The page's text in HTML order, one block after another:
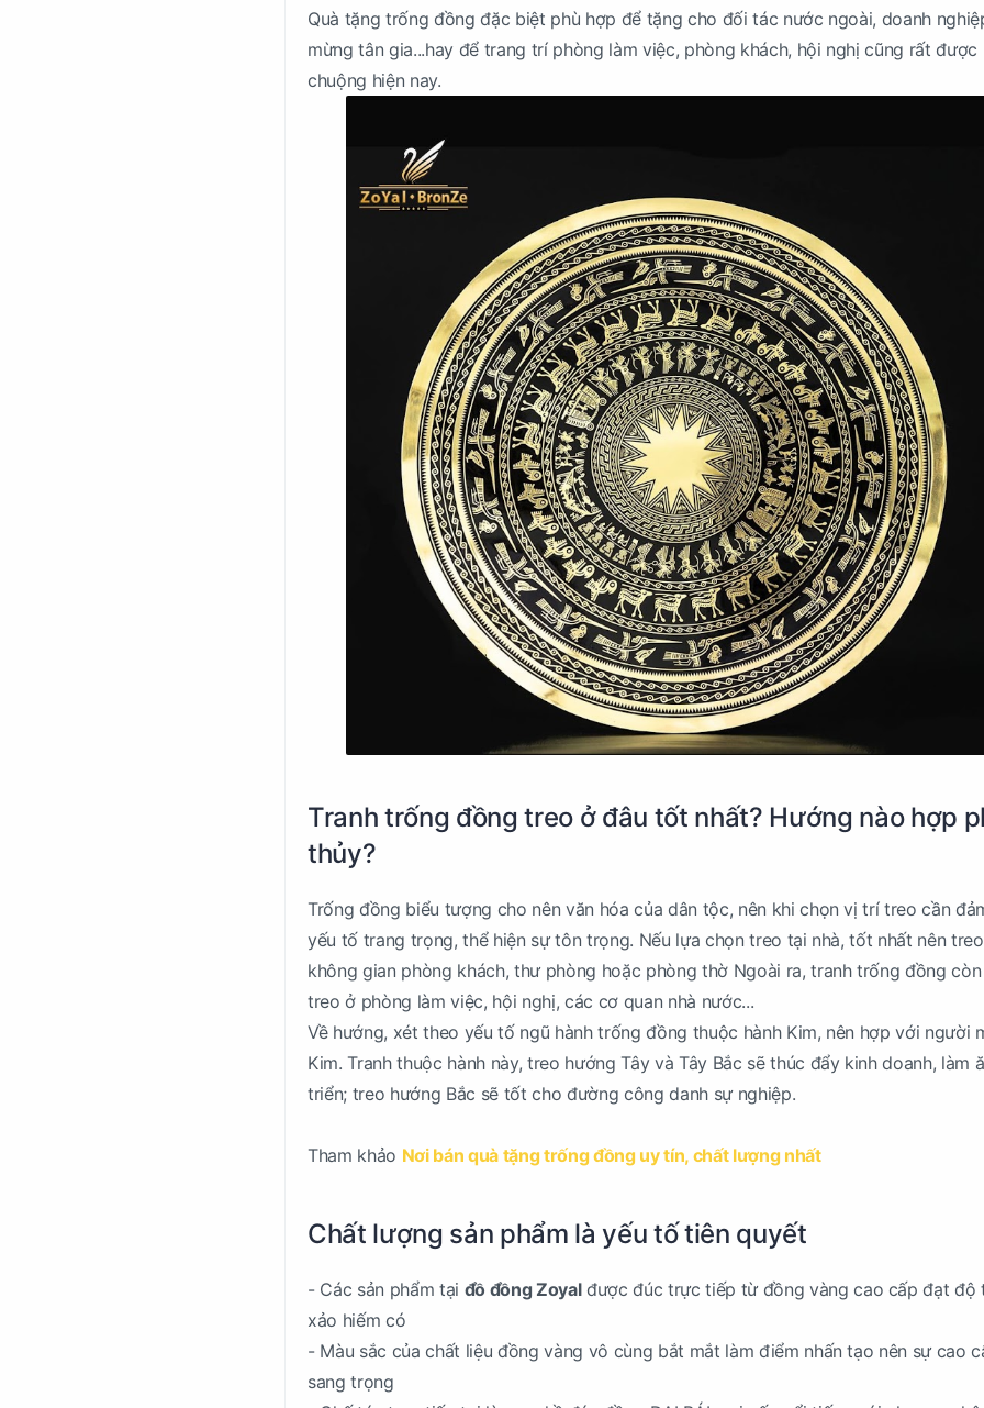
Quà tặng trống đồng đặc biệt phù hợp để tặng cho đối tác nước ngoài, doanh
mừng tân gia...hay để trang trí phòng làm việc, phòng khách, hội nghị cũng rất được
chuộng hiện nay.
Tranh trống đồng treo ở đâu tốt nhất? Hướng nào hợp
thủy?
Trống đồng biểu tượng cho nên văn hóa của dân tộc, nên khi chọn vị trí treo cần
yếu tố trang trọng, thể hiện sự tôn trọng. Nếu lựa chọn treo tại nhà, tốt nhất nên
không gian phòng khách, thư phòng hoặc phòng thờ Ngoài ra, tranh trống đồng
treo ở phòng làm việc, hội nghị, các cơ quan nhà nước...
Về hướng, xét theo yếu tố ngũ hành trống đồng thuộc hành Kim, nên hợp với người
Kim. Tranh thuộc hành này, treo hướng Tây và Tây Bắc sẽ thúc đẩy kinh doanh, làm
triển; treo hướng Bắc sẽ tốt cho đường công danh sự nghiệp.
Tham khảo Nơi bán quà tặng trống đồng uy tín, chất lượng nhất
Chất lượng sản phẩm là yếu tố tiên quyết
- Các sản phẩm tại đồ đồng Zoyalđược đúc trực tiếp từ đồng vàng cao cấp đạt độ
xảo hiếm có
- Màu sắc của chất liệu đồng vàng vô cùng bắt mắt làm điểm nhấn tạo nên sự cao
sang trọng